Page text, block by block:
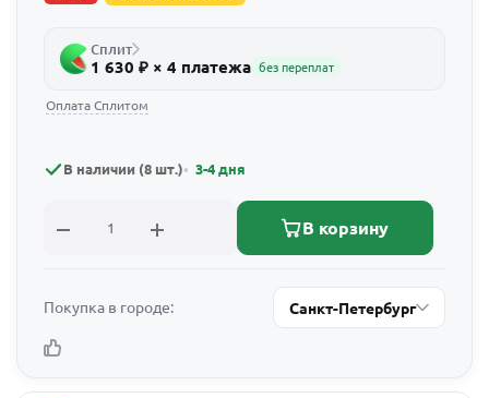
Сплит
1 630 ₽ × 4 платежа без переплат
Оплата Сплитом
В наличии (8 шт.) 3-4 дня
В корзину
Покупка в городе: Санкт-Петербург